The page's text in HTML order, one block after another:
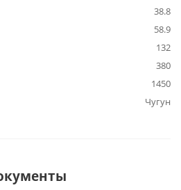
38.8
58.9
132
380
1450
Чугун